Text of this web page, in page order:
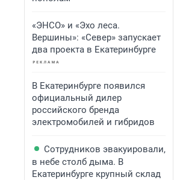
«ЭНСО» и «Эхо леса.
Вершины»: «Север» запускает
два проекта в Екатеринбурге
В Екатеринбурге появился
официальный дилер
российского бренда
электромобилей и гибридов
Сотрудников эвакуировали,
в небе столб дыма. В
Екатеринбурге крупный склад